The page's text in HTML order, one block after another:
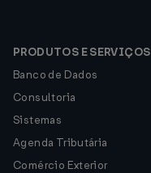
PRODUTOS E SERVIÇOS
Banco de Dados
Consultoria
Sistemas
Agenda Tributária
Comércio Exterior